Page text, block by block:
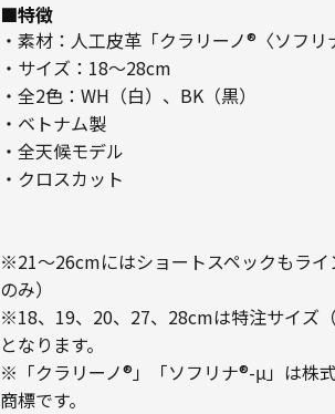
■特徴
・素材：人工皮革「クラリーノ®〈ソフリ
・サイズ：18～28cm
・全2色：WH（白）、BK（黒）
・ベトナム製
・全天候モデル
・クロスカット
※21～26cmにはショートスペックもライ
のみ）
※18、19、20、27、28cmは特注サイズ（
となります。
※「クラリーノ®」「ソフリナ®-μ」は株
商標です。